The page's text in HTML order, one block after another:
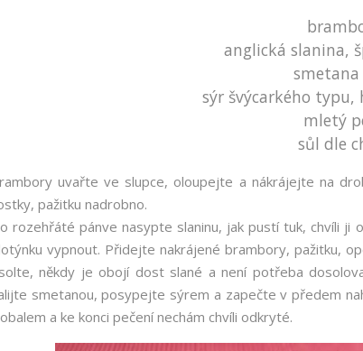
anglická slanina,
smetana
sýr švýcarkého typu,
mletý
sůl dle
uvařte ve slupce, oloupejte a nákrájejte na
pažitku nadrobno.
rozehřáté pánve nasypte slaninu, jak pustí tuk, chvíli
vypnout. Přidejte nakrájené brambory, pažitku,
někdy je obojí dost slané a není potřeba
smetanou, posypejte sýrem a zapečte v předem
a ke konci pečení nechám chvíli odkryté.